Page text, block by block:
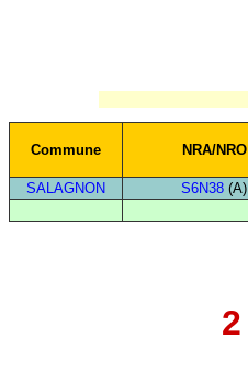
Commune NRA/NRO
SALAGNON S6N38 (A)
2